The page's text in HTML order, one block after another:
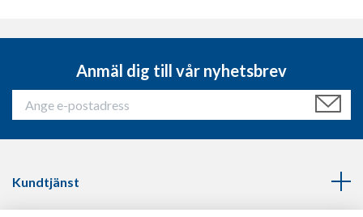
Anmäl dig till vår nyhetsbrev
Kundtjänst